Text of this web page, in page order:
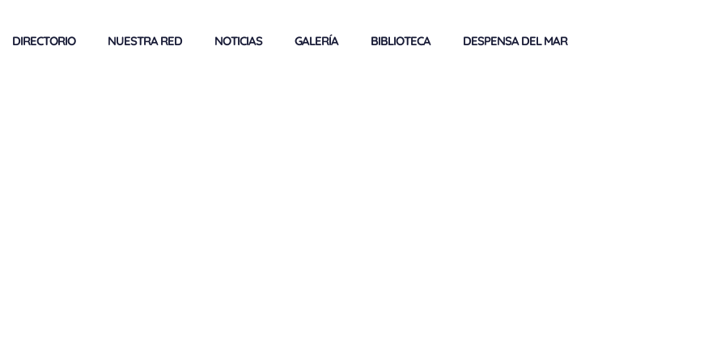
DIRECTORIO NUESTRA RED NOTICIAS GALERÍA BIBLIOTECA DESPENSA DEL MAR